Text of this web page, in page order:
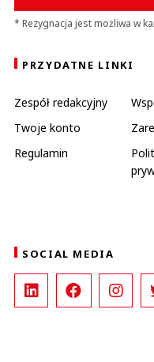
* Rezygnacja jest możliwa w
PRZYDATNE LINKI
Zespół redakcyjny
Twoje konto
Regulamin
SOCIAL MEDIA